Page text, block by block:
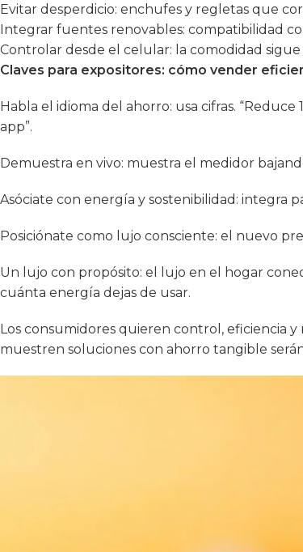
Evitar desperdicio: enchufes y regletas que
Integrar fuentes renovables: compatibilidad
Controlar desde el celular: la comodidad
Claves para expositores: cómo vender
Habla el idioma del ahorro: usa cifras.
app”.
Demuestra en vivo: muestra el medidor
Asóciate con energía y sostenibilidad: integra
Posiciónate como lujo consciente: el nuevo
Un lujo con propósito: el lujo en el hogar
cuánta energía dejas de usar.
Los consumidores quieren control, eficiencia
muestren soluciones con ahorro tangible